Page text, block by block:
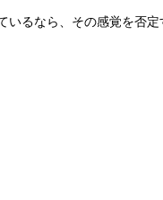
いるなら、その感覚を否